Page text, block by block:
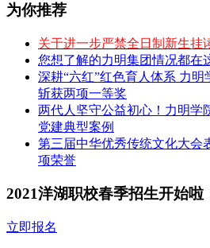
为你推荐
关于进一步严禁全日制新生挂
您想了解的力明集团情况都在
深耕“六红”红色育人体系 力
斩获两项一等奖
两代人坚守公益初心！力明学
党建典型案例
第三届中华优秀传统文化大会
项荣誉
2021洋湖职校春季招生开始啦
立即报名